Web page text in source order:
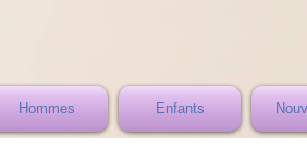
Hommes Enfants